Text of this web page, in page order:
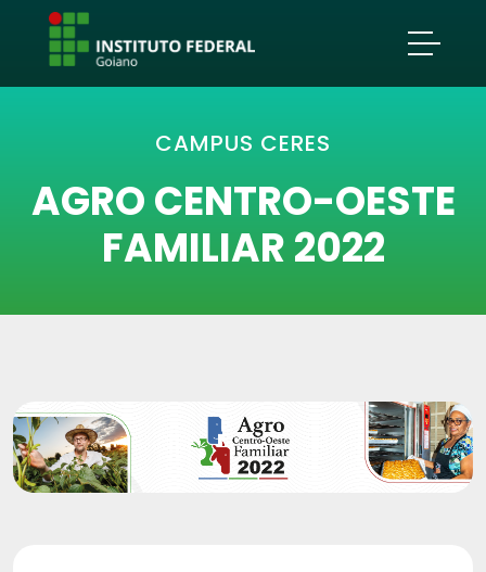
CAMPUS CERES
AGRO CENTRO-OESTE
FAMILIAR 2022